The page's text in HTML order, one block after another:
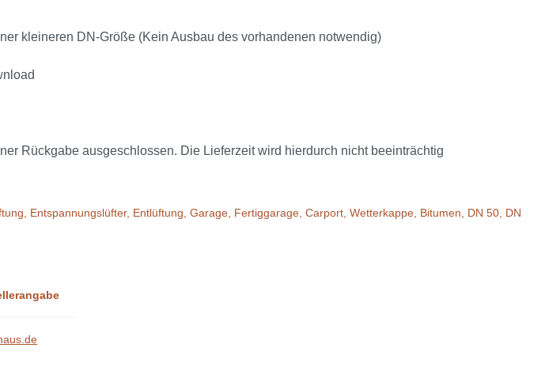
kleineren DN-Größe (Kein Ausbau des vorhandenen notwendig)
Rückgabe ausgeschlossen. Die Lieferzeit wird hierdurch nicht beeinträchtig
Entspannungslüfter, Entlüftung, Garage, Fertiggarage, Carport, Wetterkappe, Bitumen, DN 50, DN